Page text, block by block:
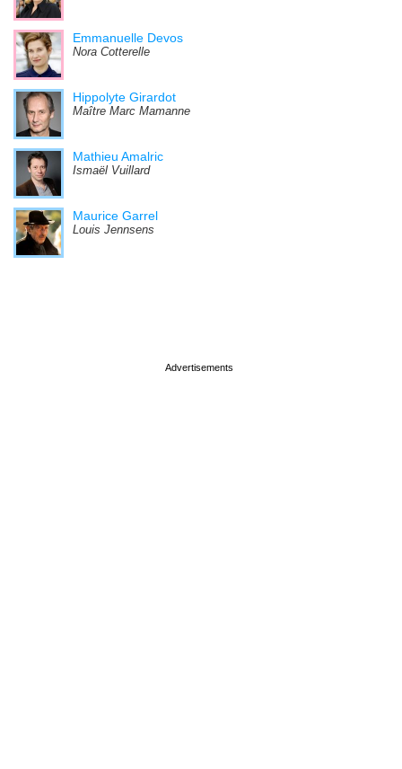
Emmanuelle Devos
Nora Cotterelle
Hippolyte Girardot
Maître Marc Mamanne
Mathieu Amalric
Ismaël Vuillard
Maurice Garrel
Louis Jennsens